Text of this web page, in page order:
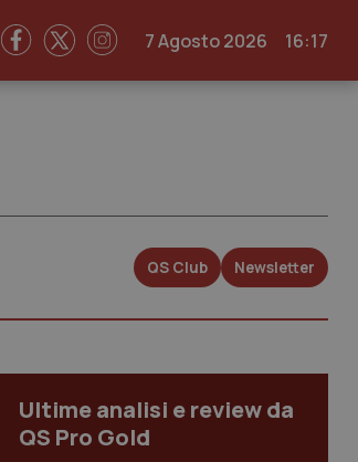
7 Agosto 2026 16:17
QS Club Newsletter
Ultime analisi e review da
QS Pro Gold